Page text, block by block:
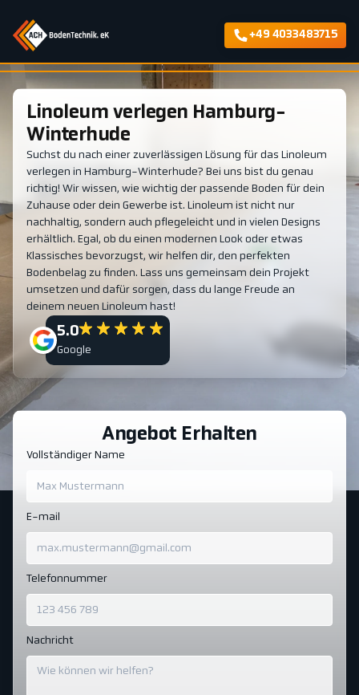
+49 4033483715
Linoleum verlegen Hamburg-
Winterhude
Suchst du nach einer zuverlässigen Lösung für das Linoleum
verlegen in Hamburg-Winterhude? Bei uns bist du genau
richtig! Wir wissen, wie wichtig der passende Boden für dein
Zuhause oder dein Gewerbe ist. Linoleum ist nicht nur
nachhaltig, sondern auch pflegeleicht und in vielen Designs
erhältlich. Egal, ob du einen modernen Look oder etwas
Klassisches bevorzugst, wir helfen dir, den perfekten
Bodenbelag zu finden. Lass uns gemeinsam dein Projekt
umsetzen und dafür sorgen, dass du lange Freude an
deinem neuen Linoleum hast!
5.0
Google
Angebot Erhalten
Vollständiger Name
E-mail
Telefonnummer
Nachricht